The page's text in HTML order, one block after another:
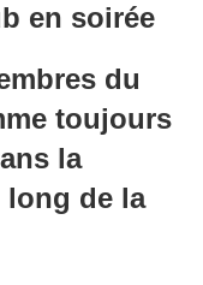
en soirée
du
toujours
la
long de la